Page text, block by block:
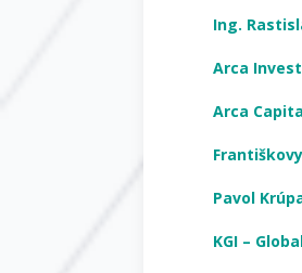
Ing.
Arca
Arca
Pavol
KGI –